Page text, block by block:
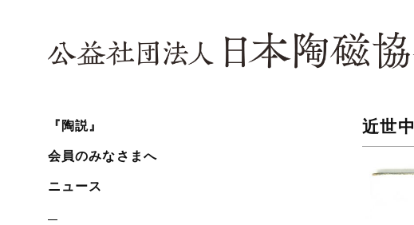
『陶説』
会員のみなさまへ
ニュース
近世